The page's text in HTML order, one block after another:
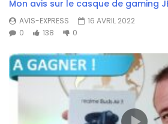
Mon avis sur le casque de gaming
AVIS-EXPRESS
16 AVRIL 2022
0
138 0